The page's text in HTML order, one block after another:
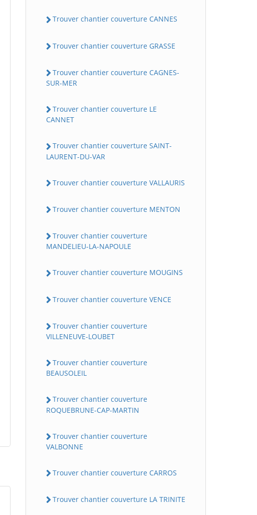
Trouver chantier couverture CANNES
Trouver chantier couverture GRASSE
Trouver chantier couverture CAGNES-
SUR-MER
Trouver chantier couverture LE
CANNET
Trouver chantier couverture SAINT-
LAURENT-DU-VAR
Trouver chantier couverture VALLAURIS
Trouver chantier couverture MENTON
Trouver chantier couverture
MANDELIEU-LA-NAPOULE
Trouver chantier couverture MOUGINS
Trouver chantier couverture VENCE
Trouver chantier couverture
VILLENEUVE-LOUBET
Trouver chantier couverture
BEAUSOLEIL
Trouver chantier couverture
ROQUEBRUNE-CAP-MARTIN
Trouver chantier couverture
VALBONNE
Trouver chantier couverture CARROS
Trouver chantier couverture LA TRINITE